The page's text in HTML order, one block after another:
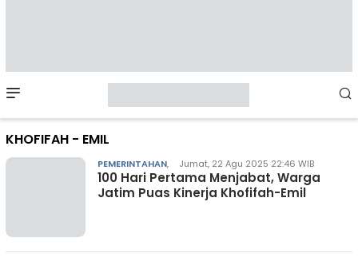
Menu
KHOFIFAH - EMIL
PEMERINTAHAN, Jumat, 22 Agu 2025 22:46 WIB
100 Hari Pertama Menjabat, Warga
Jatim Puas Kinerja Khofifah-Emil